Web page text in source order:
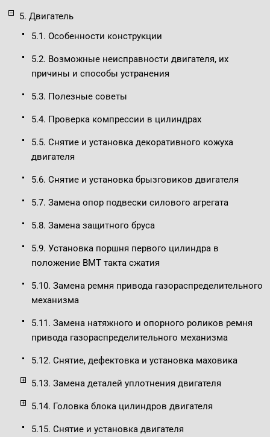
5. Двигатель
5.1. Особенности конструкции
5.2. Возможные неисправности двигателя, их
причины и способы устранения
5.3. Полезные советы
5.4. Проверка компрессии в цилиндрах
5.5. Снятие и установка декоративного кожуха
двигателя
5.6. Снятие и установка брызговиков двигателя
5.7. Замена опор подвески силового агрегата
5.8. Замена защитного бруса
5.9. Установка поршня первого цилиндра в
положение ВМТ такта сжатия
5.10. Замена ремня привода газораспределительного
механизма
5.11. Замена натяжного и опорного роликов ремня
привода газораспределительного механизма
5.12. Снятие, дефектовка и установка маховика
5.13. Замена деталей уплотнения двигателя
5.14. Головка блока цилиндров двигателя
5.15. Снятие и установка двигателя